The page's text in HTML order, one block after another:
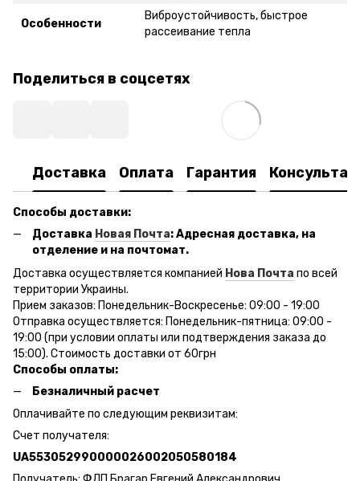
Особенности
Виброустойчивость, быстрое
рассеивание тепла
Поделиться в соцсетях
Доставка Оплата Гарантия
Способы доставки:
Доставка Новая Почта: Адресная доставка, на
отделение и на почтомат.
Доставка осуществляется компанией Нова Почта по всей
территории Украины.
Прием заказов: Понедельник-Воскресенье: 09:00 - 19:00
Отправка осуществляется: Понедельник-пятница: 09:00 -
19:00 (при условии оплаты или подтверждения заказа до
15:00). Стоимость доставки от 60грн
Способы оплаты:
Безналичный расчет
Оплачивайте по следующим реквизитам:
Счет получателя:
UA553052990000026002050580184